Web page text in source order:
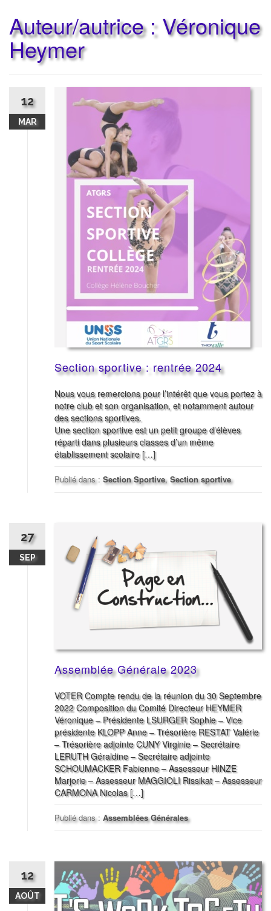
Auteur/autrice :Véronique
Heymer
12
MAR
Section sportive : rentrée 2024
Nous vous remercions pour l’intérêt que vous portez à
notre club et son organisation, et notamment autour
des sections sportives.
Une section sportive est un petit groupe d’élèves
réparti dans plusieurs classes d’un même
établissement scolaire […]
Publié dans : Section Sportive, Section sportive
27
SEP
Assemblée Générale 2023
VOTER Compte rendu de la réunion du 30 Septembre
2022 Composition du Comité Directeur HEYMER
Véronique – Présidente LSURGER Sophie – Vice
présidente KLOPP Anne – Trésorière RESTAT Valérie
– Trésorière adjointe CUNY Virginie – Secrétaire
LERUTH Géraldine – Secrétaire adjointe
SCHOUMACKER Fabienne – Assesseur HINZE
Marjorie – Assesseur MAGGIOLI Rissikat – Assesseur
CARMONA Nicolas […]
Publié dans : Assemblées Générales
12
AOÛT